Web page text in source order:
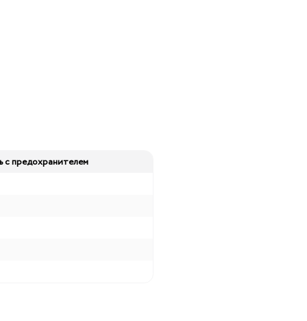
с предохранителем